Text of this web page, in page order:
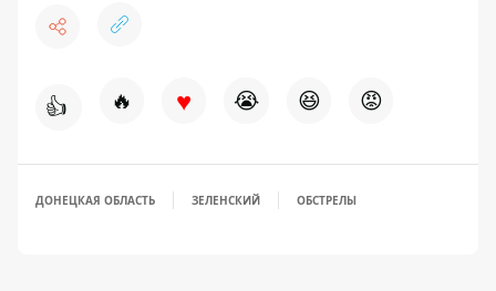
👍 🔥 ♥ 😭 😆 😡
ДОНЕЦКАЯ ОБЛАСТЬ ЗЕЛЕНСКИЙ ОБСТРЕЛЫ